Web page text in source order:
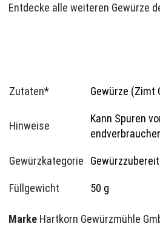
Entdecke alle weiteren Gewürze
Zutaten* Gewürze (Zimt
Hinweise
Kann Spuren
Gewürzkategorie
Füllgewicht 50 g
Marke Hartkorn Gewürzmühle